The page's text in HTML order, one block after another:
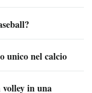
unico nel calcio
in una